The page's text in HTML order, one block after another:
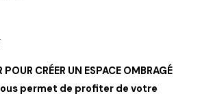
POUR CRÉER UN ESPACE OMBRAGÉ
permet de profiter de votre